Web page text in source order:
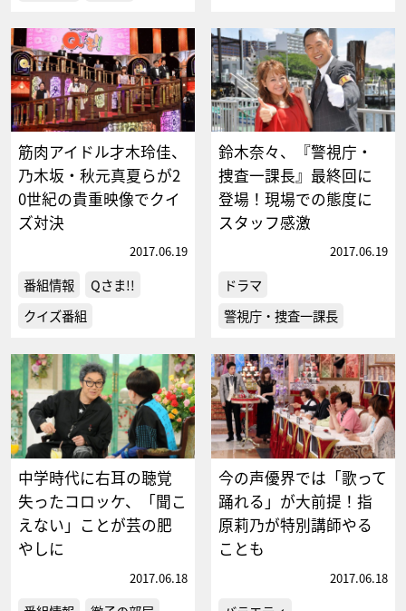
筋肉アイドル才木玲佳、
乃木坂・秋元真夏らが2
0世紀の貴重映像でクイ
ズ対決
2017.06.19
番組情報
Qさま!!
クイズ番組
鈴木奈々、『警視庁・
捜査一課長』最終回に
登場！現場での態度に
スタッフ感激
2017.06.19
ドラマ
警視庁・捜査一課長
中学時代に右耳の聴覚
失ったコロッケ、「聞こ
えない」ことが芸の肥
やしに
2017.06.18
今の声優界では「歌って
踊れる」が大前提！指
原莉乃が特別講師やる
ことも
2017.06.18